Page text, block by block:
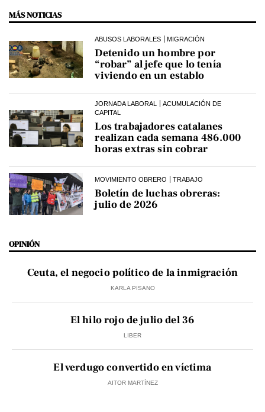
MÁS NOTICIAS
ABUSOS LABORALES MIGRACIÓN
Detenido un hombre por
“robar” al jefe que lo tenía
viviendo en un establo
JORNADA LABORAL
ACUMULACIÓN DE
CAPITAL
Los trabajadores catalanes
realizan cada semana 486.000
horas extras sin cobrar
MOVIMIENTO OBRERO TRABAJO
Boletín de luchas obreras:
julio de 2026
OPINIÓN
Ceuta, el negocio político de la inmigración
KARLA PISANO
El hilo rojo de julio del 36
LIBER
El verdugo convertido en víctima
AITOR MARTÍNEZ